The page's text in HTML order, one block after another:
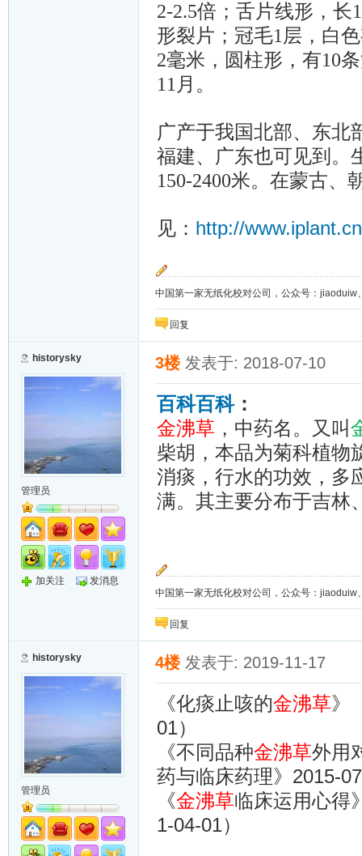
2-2.5倍；舌片线形，长
形裂片；冠毛1层，白
2毫米，圆柱形，有10
11月。
广产于我国北部、东北
福建、广东也可见到。
150-2400米。在蒙古、
见： http://
中国第一家无纸化校对公司，公众号：
回复
historysky
管理员
加关注 发消息
3楼 发表于: 2018-07-10
百科百科：
金沸草 ，中药名。又叫
柴胡，本品为菊科植物
消痰，行水的功效，多
满。其主要分布于吉林
中国第一家无纸化校对公司，公众号：
回复
historysky
管理员
4楼 发表于: 2019-11-17
《化痰止咳的金沸草》
01）
《不同品种金沸草外用
药与临床药理》 2015-
《金沸草临床运用心得
1-04-01）